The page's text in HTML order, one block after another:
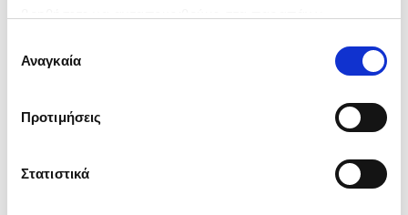
ενδιαφέρουν και να επιλέξετε από τα παρακάτω με την
΄΄και να ενημερωθείτε σχετικά με
συγκατάθεσης
Αναγκαία
Προτιμήσεις
Στατιστικά